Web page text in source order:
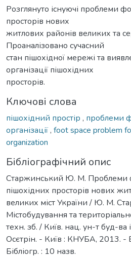
Розглянуто існуючі проблеми
просторів нових
житлових районів великих та
Проаналізовано сучасний
стан пішохідної мережі та
організації пішохідних
просторів.
Ключові слова
пішохідний простір , проблеми
організації, foot space problem
organization
Бібліографічний опис
Старжинський Ю. М. Проблеми
пішохідних просторів нових
великих міст України / Ю. М.
Містобудування та
техн. зб. / Київ. нац. ун-т буд-ва
Осєтрін. - Київ : КНУБА, 2013.
Бібліогр. : 10 назв.